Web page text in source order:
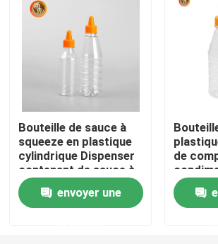
nouvelles
Bouteille de pilule en plastique
Bouteille en plastique de sauce à
Bouteille de détergent de
Pesticides empaquetant des
Bouteille de sauce à
squeeze en plastique
cylindrique Dispenser
contenant de sauce à
squeeze type de
fermetureenvoyer une
de
à